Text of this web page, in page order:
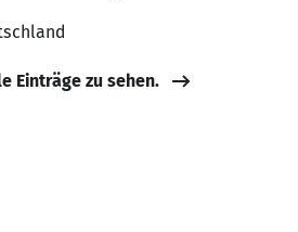
Einträge zu sehen.